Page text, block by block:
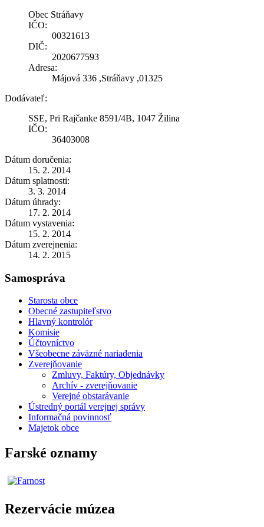
Obec Stráňavy
IČO:
00321613
DIČ:
2020677593
Adresa:
Májová 336 ,Stráňavy ,01325
Dodávateľ:
SSE, Pri Rajčanke 8591/4B, 1047 Žilina
IČO:
36403008
Dátum doručenia:
15. 2. 2014
Dátum splatnosti:
3. 3. 2014
Dátum úhrady:
17. 2. 2014
Dátum vystavenia:
15. 2. 2014
Dátum zverejnenia:
14. 2. 2015
Samospráva
Starosta obce
Obecné zastupiteľstvo
Hlavný kontrolór
Komisie
Účtovníctvo
Všeobecne záväzné nariadenia
Zverejňovanie
Zmluvy, Faktúry, Objednávky
Archív - zverejňovanie
Verejné obstarávanie
Ústredný portál verejnej správy
Informačná povinnosť
Majetok obce
Farské oznamy
Rezervácie múzea